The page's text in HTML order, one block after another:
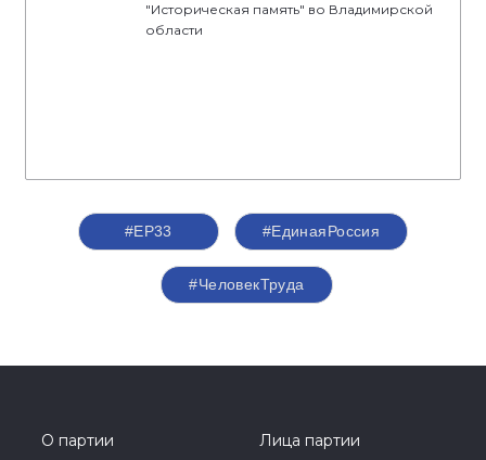
"Историческая память" во Владимирской
области
#ЕР33 #‎ЕдинаяРоссия
#ЧеловекТруда
О партии
Лица партии